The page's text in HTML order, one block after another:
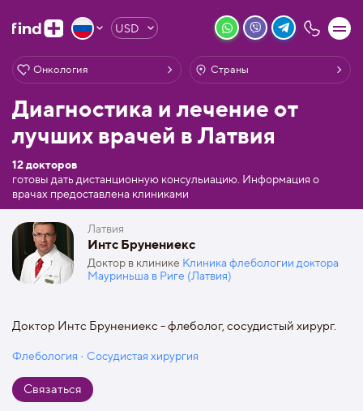
USD
Онкология Страны
Диагностика и лечение от
лучших врачей в Латвия
12 докторов
готовы дать дистанционную консульиацию. Информация о
врачах предоставлена клиниками
Латвия
Интс Брунениекс
Доктор в клинике Клиника флебологии доктора
Мауриньша в Риге (Латвия)
Доктор Интс Брунениекс - флеболог, сосудистый хирург.
Флебология · Сосудистая хирургия
Связаться